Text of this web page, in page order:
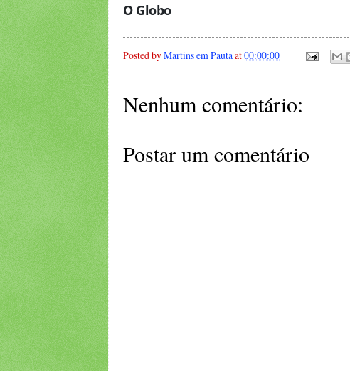
O Globo
Posted byMartins em Pauta at00:00:00
Nenhum comentário:
Postar um comentário